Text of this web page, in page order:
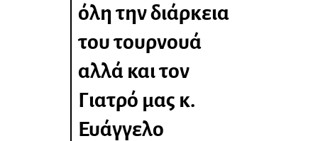
όλη την διάρκεια
του τουρνουά
αλλά και τον
Γιατρό μας κ.
Ευάγγελο